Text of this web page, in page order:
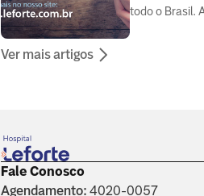
todo o Brasil.
Ver mais artigos
Fale Conosco
Agendamento: 4020-0057